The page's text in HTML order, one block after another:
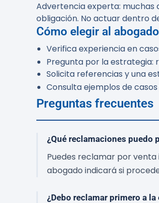
Advertencia experta: muchas
obligación. No actuar dentro
Cómo elegir al
Verifica experiencia en
Pregunta por la estrategia:
Solicita referencias y una
Consulta ejemplos de
Preguntas frecuentes
¿Qué reclamaciones puedo
Puedes reclamar por
abogado indicará si
¿Debo reclamar primero a la